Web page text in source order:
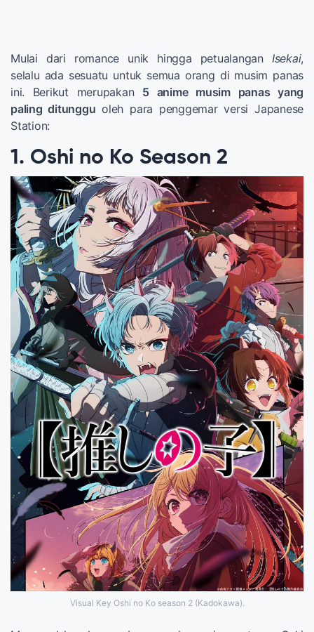
Mulai dari romance unik hingga petualangan Isekai,
selalu ada sesuatu untuk semua orang di musim panas
ini. Berikut merupakan 5 anime musim panas yang
paling ditunggu oleh para penggemar versi Japanese
Station:
1. Oshi no Ko Season 2
Visual Key Oshi no Ko season 2 (Kadokawa).